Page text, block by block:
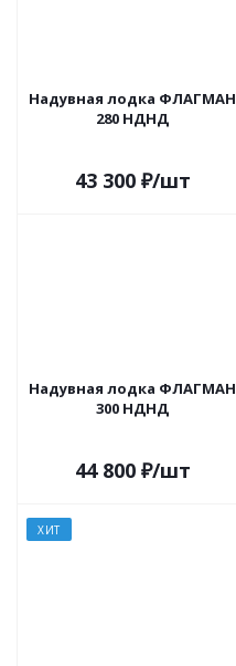
Надувная лодка ФЛАГМАН
280 НДНД
43 300₽/шт
Надувная лодка ФЛАГМАН
300 НДНД
44 800₽/шт
ХИТ